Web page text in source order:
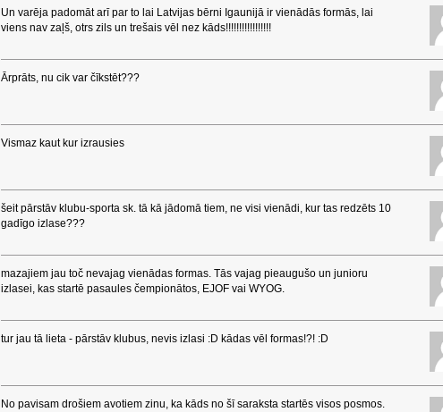
Un varēja padomāt arī par to lai Latvijas bērni Igaunijā ir vienādās formās, lai
viens nav zaļš, otrs zils un trešais vēl nez kāds!!!!!!!!!!!!!!!!!
Ārprāts, nu cik var čīkstēt???
Vismaz kaut kur izrausies
šeit pārstāv klubu-sporta sk. tā kā jādomā tiem, ne visi vienādi, kur tas redzēts 10
gadīgo izlase???
mazajiem jau toč nevajag vienādas formas. Tās vajag pieaugušo un junioru
izlasei, kas startē pasaules čempionātos, EJOF vai WYOG.
tur jau tā lieta - pārstāv klubus, nevis izlasi :D kādas vēl formas!?! :D
No pavisam drošiem avotiem zinu, ka kāds no šī saraksta startēs visos posmos.